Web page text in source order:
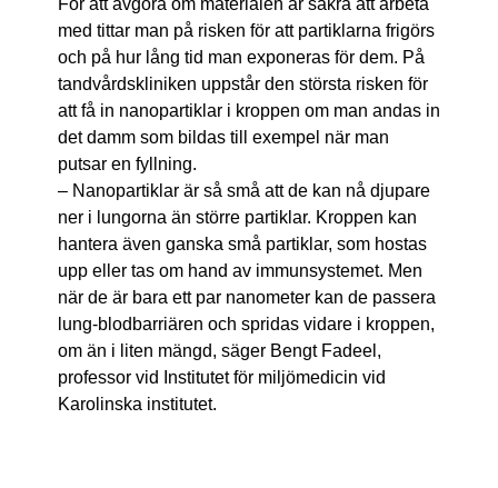
För att avgöra om materialen är säkra att arbeta
med tittar man på risken för att partiklarna frigörs
och på hur lång tid man exponeras för dem. På
tandvårdskliniken uppstår den största risken för
att få in nanopartiklar i kroppen om man andas in
det damm som bildas till exempel när man
putsar en fyllning.
– Nanopartiklar är så små att de kan nå djupare
ner i lungorna än större partiklar. Kroppen kan
hantera även ganska små partiklar, som hostas
upp eller tas om hand av immunsystemet. Men
när de är bara ett par nanometer kan de passera
lung-blod­barriär­en och spridas vidare i kroppen,
om än i liten mängd, säger Bengt Fadeel,
professor vid Institutet för miljömedicin vid
Karolinska institutet.